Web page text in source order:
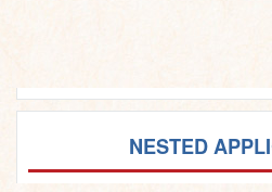
NESTED